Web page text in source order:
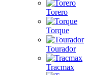
Torero
Torque
Tourador
Tracmax